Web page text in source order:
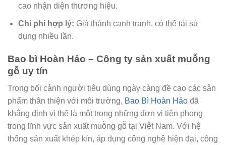
cao nhận diện thương hiệu.
Chi phí hợp lý: Giá thành cạnh tranh, có thể tái sử
dụng nhiều lần.
Bao bì Hoàn Hảo – Công ty sản xuất muỗng
gỗ uy tín
Trong bối cảnh người tiêu dùng ngày càng đề cao các sản
phẩm thân thiện với môi trường, Bao Bì Hoàn Hảo đã
khẳng định vị thế là một trong những đơn vị tiên phong
trong lĩnh vực sản xuất muỗng gỗ tại Việt Nam. Với hệ
thống sản xuất khép kín, áp dụng công nghệ hiện đại, công